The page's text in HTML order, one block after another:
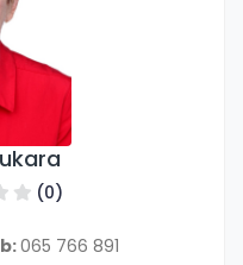
(0)
065 766 891